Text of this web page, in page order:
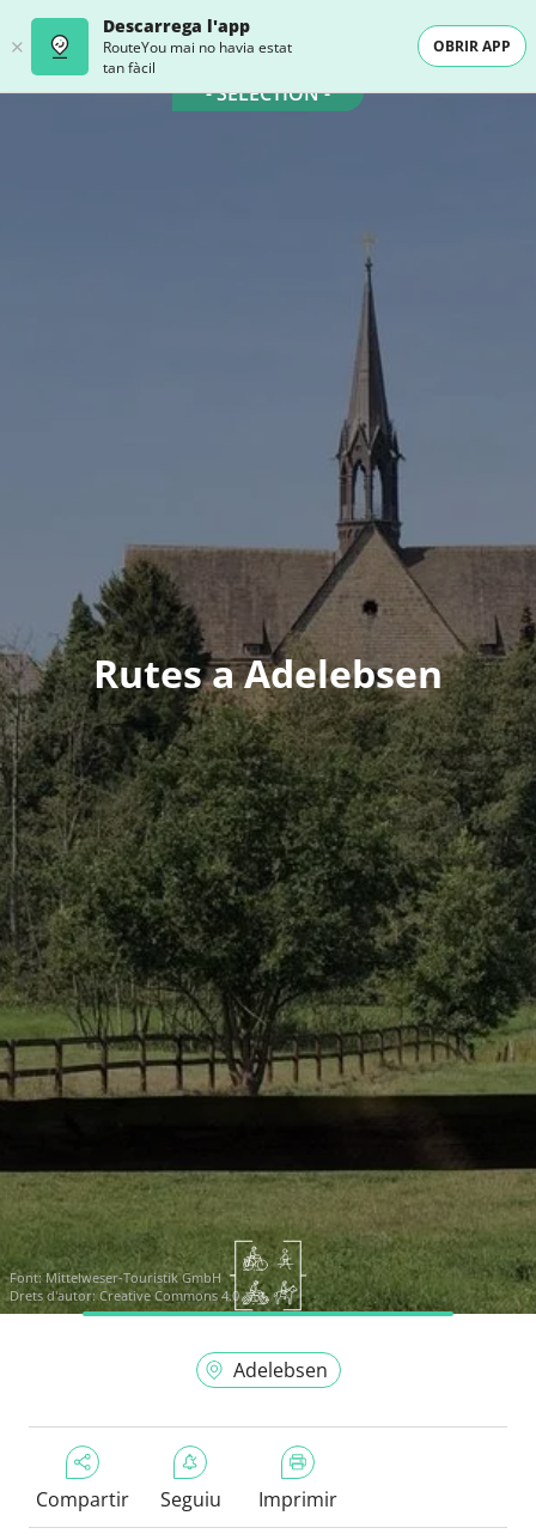
Descarrega l'app
RouteYou mai no havia estat
tan fàcil
OBRIR APP
- SELECTION -
Rutes a Adelebsen
Font: Mittelweser-Touristik GmbH
Drets d'autor: Creative Commons 4.0
Adelebsen
Compartir Seguiu Imprimir